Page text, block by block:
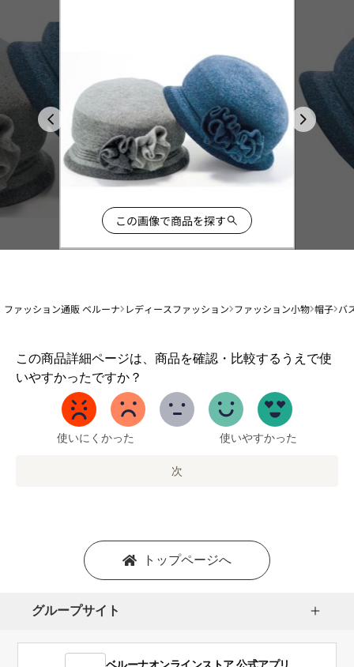
この画像で商品を探す
ファッション通販 ベルーナ レディースファッション ファッション小物 帽子 バ
この商品詳細ページは、商品を確認・比較するうえで使
いやすかったですか？
1
か
使いにくかった 使いやすかった
次
トップページへ
グループサイト
ベルーナオンラインストア 公式アプリ